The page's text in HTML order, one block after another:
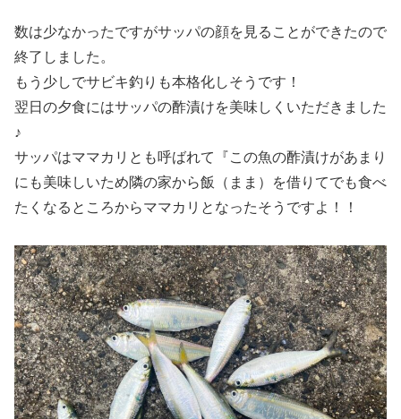
数は少なかったですがサッパの顔を見ることができたので
終了しました。
もう少しでサビキ釣りも本格化しそうです！
翌日の夕食にはサッパの酢漬けを美味しくいただきました
♪
サッパはママカリとも呼ばれて『この魚の酢漬けがあまり
にも美味しいため隣の家から飯（まま）を借りてでも食べ
たくなるところからママカリとなったそうですよ！！